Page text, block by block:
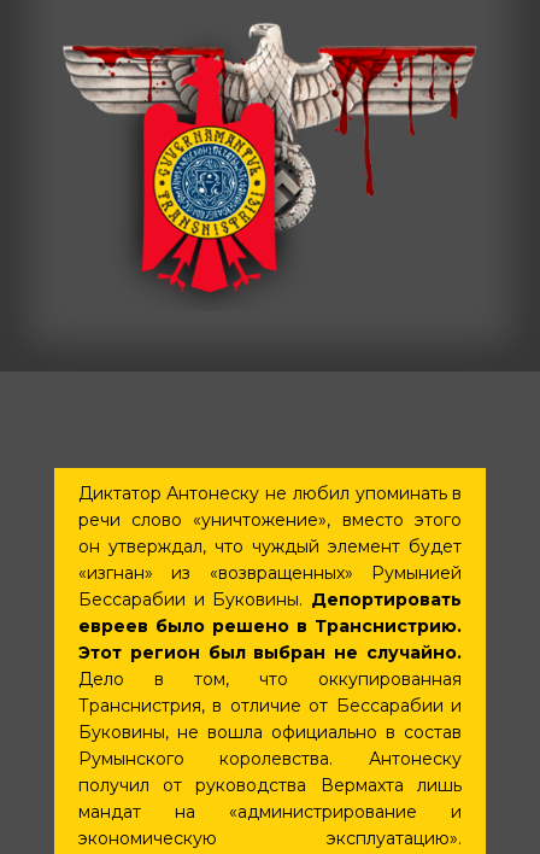
Диктатор Антонеску не любил упоминать в
речи слово «уничтожение», вместо этого
он утверждал, что чуждый элемент будет
«изгнан» из «возвращенных» Румынией
Бессарабии и Буковины. Депортировать
евреев было решено в Транснистрию.
Этот регион был выбран не случайно.
Дело в том, что оккупированная
Транснистрия, в отличие от Бессарабии и
Буковины, не вошла официально в состав
Румынского королевства. Антонеску
получил от руководства Вермахта лишь
мандат на «администрирование и
экономическую эксплуатацию».